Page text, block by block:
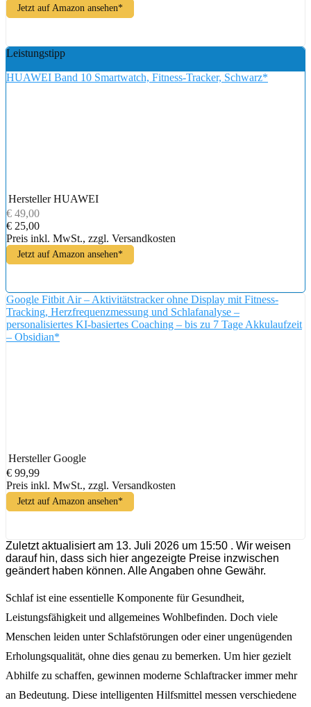
Jetzt auf Amazon ansehen*
Leistungstipp
HUAWEI Band 10 Smartwatch, Fitness-Tracker, Schwarz*
Hersteller HUAWEI
€ 49,00
€ 25,00
Preis inkl. MwSt., zzgl. Versandkosten
Jetzt auf Amazon ansehen*
Google Fitbit Air – Aktivitätstracker ohne Display mit Fitness-
Tracking, Herzfrequenzmessung und Schlafanalyse –
personalisiertes KI-basiertes Coaching – bis zu 7 Tage Akkulaufzeit
– Obsidian*
Hersteller Google
€ 99,99
Preis inkl. MwSt., zzgl. Versandkosten
Jetzt auf Amazon ansehen*
Zuletzt aktualisiert am 13. Juli 2026 um 15:50 . Wir weisen
darauf hin, dass sich hier angezeigte Preise inzwischen
geändert haben können. Alle Angaben ohne Gewähr.
Schlaf ist eine essentielle Komponente für Gesundheit,
Leistungsfähigkeit und allgemeines Wohlbefinden. Doch viele
Menschen leiden unter Schlafstörungen oder einer ungenügenden
Erholungsqualität, ohne dies genau zu bemerken. Um hier gezielt
Abhilfe zu schaffen, gewinnen moderne Schlaftracker immer mehr
an Bedeutung. Diese intelligenten Hilfsmittel messen verschiedene